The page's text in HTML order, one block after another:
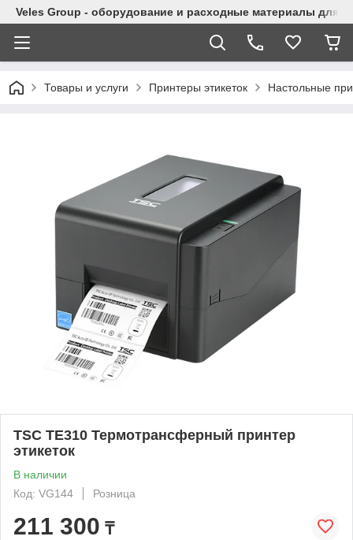
Veles Group - оборудование и расходные материалы для
Товары и услуги Принтеры этикеток Настольные
TSC TE310 Термотрансферный принтер
этикеток
В наличии
Код: VG144
Розница
211 300 ₸